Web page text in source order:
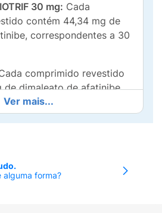
30 mg: Cada
contém 44,34 mg de
correspondentes a 30
comprimido revestido
de dimaleato de afatinibe,
a 40 mg de afatinibe.
monoidratada, celulose
de titânio, talco, azul de
alumínio) e polissorbato
Ver mais...
alguma forma?